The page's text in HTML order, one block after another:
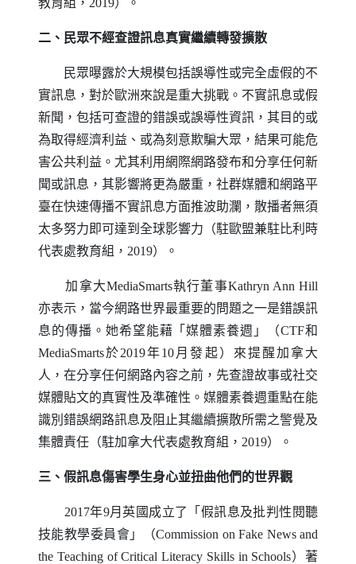
二、民眾不經查證訊息真實繼續轉發擴散
民眾曝露於大規模包括誤導性或完全虛假的不
實訊息，對於歐洲來說是重大挑戰。不實訊息或假
新聞，包括可查證的錯誤或誤導性資訊，其目的或
為取得經濟利益、或為刻意欺騙大眾，結果可能危
害公共利益。尤其利用網際網路發布和分享任何新
聞或訊息，其影響將更為嚴重，社群媒體和網路平
臺在快速傳播不實訊息方面推波助瀾，散播者無須
太多努力即可達到全球影響力（駐歐盟兼駐比利時
代表處教育組，2019）。
加拿大MediaSmarts執行董事Kathryn Ann Hill
亦表示，當今網路世界最重要的問題之一是錯誤訊
息的傳播。她希望能藉「媒體素養週」（CTF和
MediaSmarts於2019年10月發起）來提醒加拿大
人，在分享任何網路內容之前，先查證故事或社交
媒體貼文的真實性及準確性。媒體素養週重點在能
識別錯誤網路訊息及阻止其繼續擴散所需之警覺及
集體責任（駐加拿大代表處教育組，2019）。
三、假訊息傷害學生身心並扭曲他們的世界觀
2017年9月英國成立了「假訊息及批判性閱聽
技能教學委員會」（Commission on Fake News and
the Teaching of Critical Literacy Skills in Schools）著